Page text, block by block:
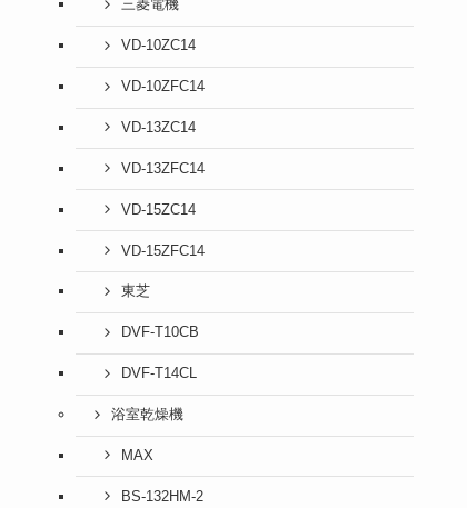
三菱電機
VD-10ZC14
VD-10ZFC14
VD-13ZC14
VD-13ZFC14
VD-15ZC14
VD-15ZFC14
東芝
DVF-T10CB
DVF-T14CL
浴室乾燥機
MAX
BS-132HM-2